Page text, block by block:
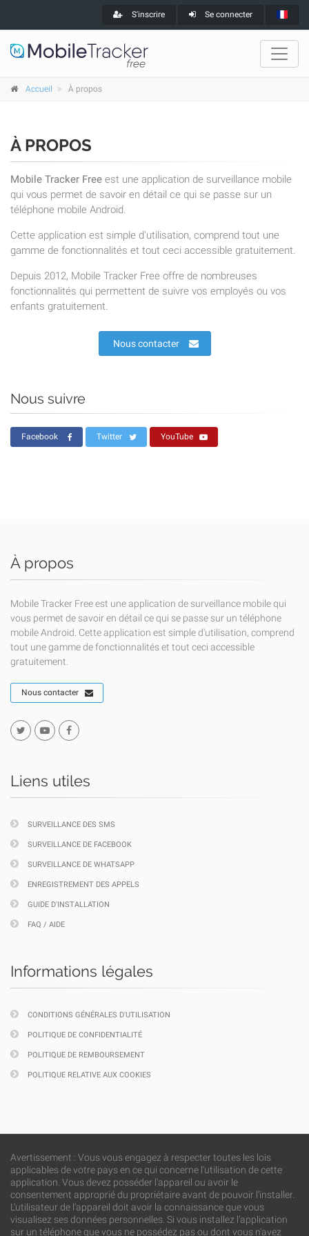
S'inscrire Se connecter
Accueil À propos
À PROPOS
Mobile Tracker Free est une application de surveillance mobile
qui vous permet de savoir en détail ce qui se passe sur un
téléphone mobile Android.
Cette application est simple d'utilisation, comprend tout une
gamme de fonctionnalités et tout ceci accessible gratuitement.
Depuis 2012, Mobile Tracker Free offre de nombreuses
fonctionnalités qui permettent de suivre vos employés ou vos
enfants gratuitement.
Nous contacter
Nous suivre
Facebook Twitter YouTube
À propos
Mobile Tracker Free est une application de surveillance mobile qui
vous permet de savoir en détail ce qui se passe sur un téléphone
mobile Android. Cette application est simple d'utilisation, comprend
tout une gamme de fonctionnalités et tout ceci accessible
gratuitement.
Nous contacter
Liens utiles
SURVEILLANCE DES SMS
SURVEILLANCE DE FACEBOOK
SURVEILLANCE DE WHATSAPP
ENREGISTREMENT DES APPELS
GUIDE D'INSTALLATION
FAQ / AIDE
Informations légales
CONDITIONS GÉNÉRALES D'UTILISATION
POLITIQUE DE CONFIDENTIALITÉ
POLITIQUE DE REMBOURSEMENT
POLITIQUE RELATIVE AUX COOKIES
Avertissement : Vous vous engagez à respecter toutes les lois
applicables de votre pays en ce qui concerne l'utilisation de cette
application. Vous devez posséder l'appareil ou avoir le
consentement approprié du propriétaire avant de pouvoir l'installer.
L'utilisateur de l'appareil doit avoir la connaissance que vous
visualisez ses données personnelles. Si vous installez l'application
sur un téléphone que vous ne possédez pas ou dont vous n'avez